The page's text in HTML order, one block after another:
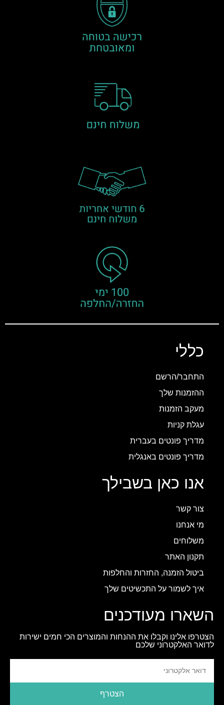
כללי
התחבר/הרשם
ההזמנות שלך
מעקב הזמנות
עגלת קניות
מדריך פונטים בעברית
מדריך פונטים באנגלית
אנו כאן בשבילך
צור קשר
מי אנחנו
משלוחים
תקנון האתר
ביטול הזמנה, החזרות והחלפות
איך לשמור על התכשיטים שלך
השארו מעודכנים
הצטרפו אלינו וקבלו את ההנחות והמוצרים הכי חמים ישירות
לדואר האלקטרוני שלכם
הצטרף